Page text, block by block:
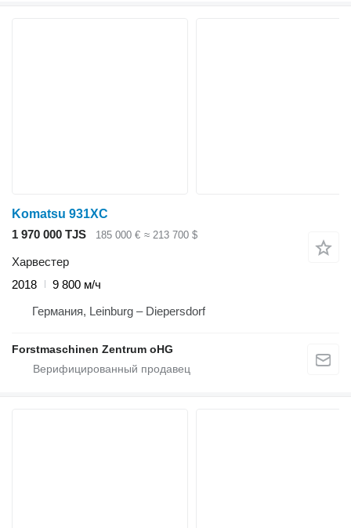
Komatsu 931XC
1 970 000 TJS
185 000 € ≈ 213 700 $
Харвестер
2018
9 800 м/ч
Германия, Leinburg – Diepersdorf
Forstmaschinen Zentrum oHG